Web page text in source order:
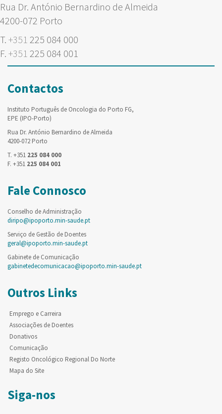
Rua Dr. António Bernardino de Almeida
4200-072 Porto
T. +351 225 084 000
F. +351 225 084 001
Contactos
Instituto Português de Oncologia do Porto FG,
EPE (IPO-Porto)
Rua Dr. António Bernardino de Almeida
4200-072 Porto
T. +351 225 084 000
F. +351 225 084 001
Fale Connosco
Conselho de Administração
diripo@ipoporto.min-saude.pt
Serviço de Gestão de Doentes
geral@ipoporto.min-saude.pt
Gabinete de Comunicação
gabinetedecomunicacao@ipoporto.min-saude.pt
Outros Links
Emprego e Carreira
Associações de Doentes
Donativos
Comunicação
Registo Oncológico Regional Do Norte
Mapa do Site
Siga-nos